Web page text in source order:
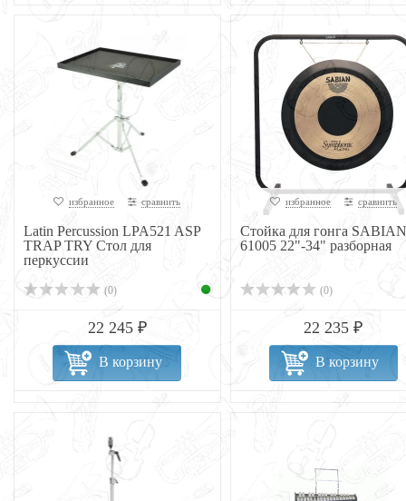
избранное сравнить
Latin Percussion LPA521 ASP
TRAP TRY Стол для
перкуссии
(0)
22 245 ₽
В корзину
избранное сравнить
Стойка для гонга SABIAN
61005 22"-34" разборная
(0)
22 235 ₽
В корзину